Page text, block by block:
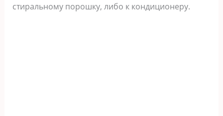
стиральному порошку, либо к кондиционеру.